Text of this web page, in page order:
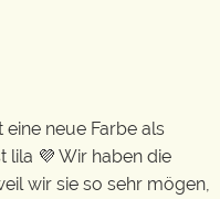
neue Farbe als
lila 💜 Wir haben die
wir sie so sehr mögen,